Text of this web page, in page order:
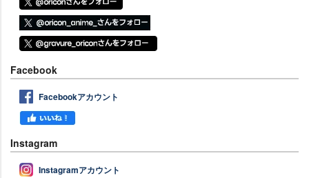
Facebook
Facebookアカウント
Instagram
Instagramアカウント